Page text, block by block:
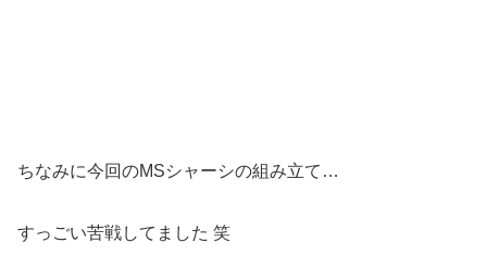
ちなみに今回のMSシャーシの組み立て…
すっごい苦戦してました 笑